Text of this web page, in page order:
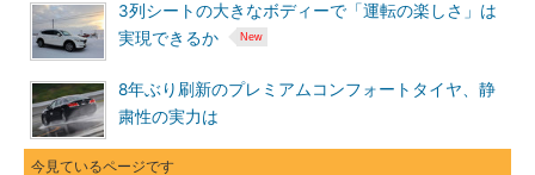
3列シートの大きなボディーで「運転の楽しさ」は
実現できるか
8年ぶり刷新のプレミアムコンフォートタイヤ、静
粛性の実力は